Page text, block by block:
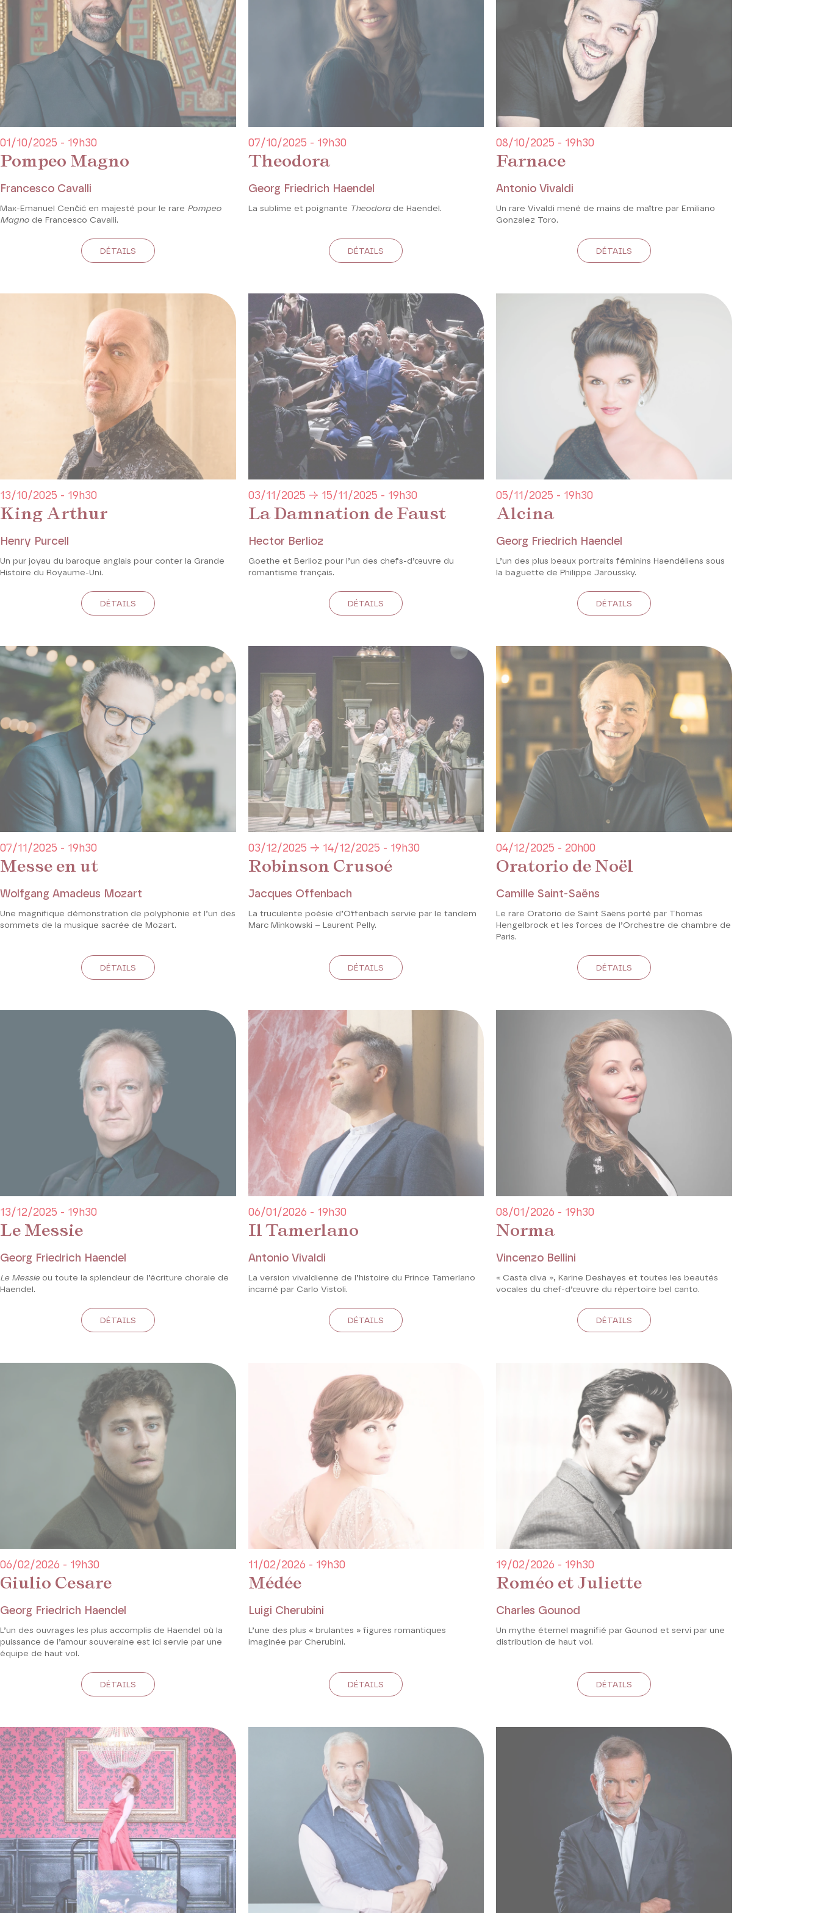
Pompeo Magno
01/10/2025 - 19h30
Francesco Cavalli
Max-Emanuel Cenčić en majesté pour le rare Pompeo
Magno de Francesco Cavalli.
DÉTAILS
Theodora
07/10/2025 - 19h30
Georg Friedrich Haendel
La sublime et poignante Theodorade Haendel.
DÉTAILS
Farnace
08/10/2025 - 19h30
Antonio Vivaldi
Un rare Vivaldi mené de mains de maître par Emiliano
Gonzalez Toro.
DÉTAILS
King Arthur
13/10/2025 - 19h30
Henry Purcell
Un pur joyau du baroque anglais pour conter la Grande
Histoire du Royaume-Uni.
DÉTAILS
La Damnation de Faust
03/11/2025 → 15/11/2025 - 19h30
Hector Berlioz
Goethe et Berlioz pour l’un des chefs-d’œuvre du
romantisme français.
DÉTAILS
Alcina
05/11/2025 - 19h30
Georg Friedrich Haendel
L’un des plus beaux portraits féminins Haendéliens sous
la baguette de Philippe Jaroussky.
DÉTAILS
Messe en ut
07/11/2025 - 19h30
Wolfgang Amadeus Mozart
Une magnifique démonstration de polyphonie et l’un des
sommets de la musique sacrée de Mozart.
DÉTAILS
Robinson Crusoé
03/12/2025 → 14/12/2025 - 19h30
Jacques Offenbach
La truculente poésie d’Offenbach servie par le tandem
Marc Minkowski – Laurent Pelly.
DÉTAILS
Oratorio de Noël
04/12/2025 - 20h00
Camille Saint-Saëns
Le rare Oratorio de Saint Saëns porté par Thomas
Hengelbrock et les forces de l’Orchestre de chambre de
Paris.
DÉTAILS
Le Messie
13/12/2025 - 19h30
Georg Friedrich Haendel
Le Messieou toute la splendeur de l’écriture chorale de
Haendel.
DÉTAILS
Il Tamerlano
06/01/2026 - 19h30
Antonio Vivaldi
La version vivaldienne de l’histoire du Prince Tamerlano
incarné par Carlo Vistoli.
DÉTAILS
Norma
08/01/2026 - 19h30
Vincenzo Bellini
« Casta diva », Karine Deshayes et toutes les beautés
vocales du chef-d’œuvre du répertoire bel canto.
DÉTAILS
Giulio Cesare
06/02/2026 - 19h30
Georg Friedrich Haendel
L’un des ouvrages les plus accomplis de Haendel où la
puissance de l’amour souveraine est ici servie par une
équipe de haut vol.
DÉTAILS
Médée
11/02/2026 - 19h30
Luigi Cherubini
L’une des plus « brulantes » figures romantiques
imaginée par Cherubini.
DÉTAILS
Roméo et Juliette
19/02/2026 - 19h30
Charles Gounod
Un mythe éternel magnifié par Gounod et servi par une
distribution de haut vol.
DÉTAILS